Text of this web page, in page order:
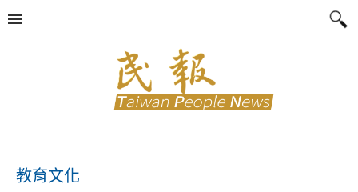
教育文化